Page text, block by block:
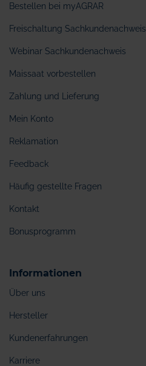
Bestellen bei myAGRAR
Freischaltung Sachkundenachweis
Webinar Sachkundenachweis
Maissaat vorbestellen
Zahlung und Lieferung
Mein Konto
Reklamation
Feedback
Häufig gestellte Fragen
Kontakt
Bonusprogramm
Informationen
Über uns
Hersteller
Kundenerfahrungen
Karriere